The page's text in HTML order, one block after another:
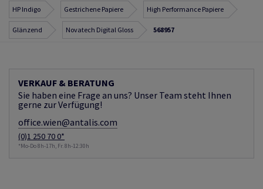
HP Indigo Gestrichene Papiere High Performance Papiere
Glänzend Novatech Digital Gloss 568957
VERKAUF & BERATUNG
Sie haben eine Frage an uns? Unser Team steht Ihnen
gerne zur Verfügung!
office.wien@antalis.com
(0)1 250 70 0*
*Mo-Do 8h-17h, Fr. 8h-12:30h